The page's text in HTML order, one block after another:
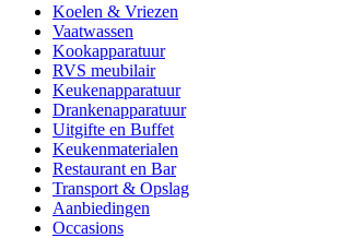
Koelen & Vriezen
Vaatwassen
Kookapparatuur
RVS meubilair
Keukenapparatuur
Drankenapparatuur
Uitgifte en Buffet
Keukenmaterialen
Restaurant en Bar
Transport & Opslag
Aanbiedingen
Occasions